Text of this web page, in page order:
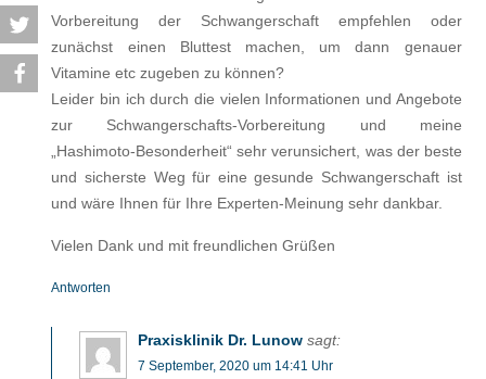
Vorbereitung der Schwangerschaft empfehlen oder
zunächst einen Bluttest machen, um dann genauer
Vitamine etc zugeben zu können?
Leider bin ich durch die vielen Informationen und Angebote
zur Schwangerschafts-Vorbereitung und meine
„Hashimoto-Besonderheit“ sehr verunsichert, was der beste
und sicherste Weg für eine gesunde Schwangerschaft ist
und wäre Ihnen für Ihre Experten-Meinung sehr dankbar.
Vielen Dank und mit freundlichen Grüßen
Antworten
Praxisklinik Dr. Lunow sagt:
7 September, 2020 um 14:41 Uhr